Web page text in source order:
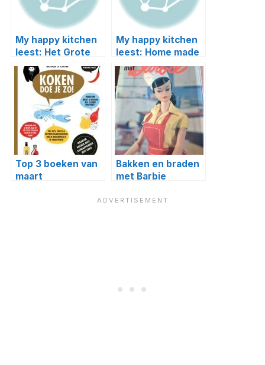
My happy kitchen
leest: Het Grote
Sinterklaas
Kookboek
My happy kitchen
leest: Home made
winter van Yvette
van Boven
Top 3 boeken van
maart
Bakken en braden
met Barbie